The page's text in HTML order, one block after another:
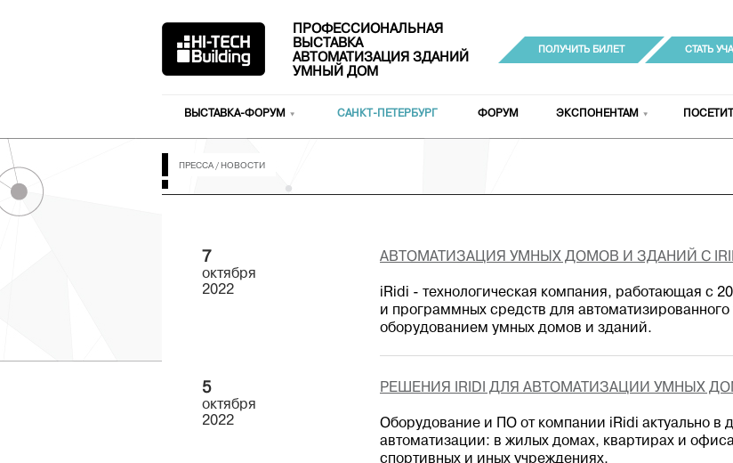
ПОЛУЧИТЬ БИЛЕТ СТАТЬ
ПРОФЕССИОНАЛЬНАЯ
ВЫСТАВКА
АВТОМАТИЗАЦИЯ ЗДАНИЙ
УМНЫЙ ДОМ
ВЫСТАВКА-ФОРУМ САНКТ-ПЕТЕРБУРГ ФОРУМ ЭКСПОНЕНТАМ
ПРЕССА / НОВОСТИ
7
октября
2022
АВТОМАТИЗАЦИЯ УМНЫХ ДОМОВ И ЗДАНИЙ С
iRidi - технологическая компания, работающая с
и программных средств для
оборудованием умных домов и зданий.
5
октября
2022
РЕШЕНИЯ IRIDI ДЛЯ АВТОМАТИЗАЦИИ УМНЫХ
Оборудование и ПО от компании iRidi актуально в
автоматизации: в жилых домах, квартирах и
спортивных и иных учреждениях.